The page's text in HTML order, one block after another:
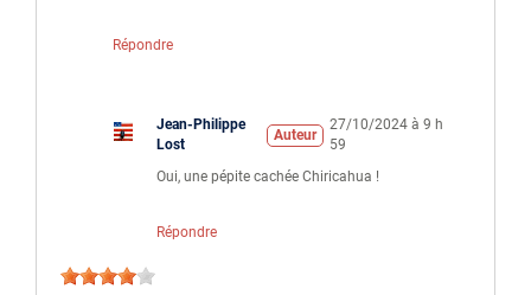
Répondre
Jean-Philippe
Lost
Auteur
27/10/2024 à 9 h
59
Oui, une pépite cachée Chiricahua !
Répondre